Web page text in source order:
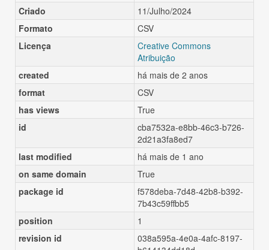
Criado
11/Julho/2024
Formato
CSV
Licença
Creative Commons
Atribuição
created
há mais de 2 anos
format
CSV
has views
True
id
cba7532a-e8bb-46c3-b726-
2d21a3fa8ed7
last modified
há mais de 1 ano
on same domain
True
package id
f578deba-7d48-42b8-b392-
7b43c59ffbb5
position
1
revision id
038a595a-4e0a-4afc-8197-